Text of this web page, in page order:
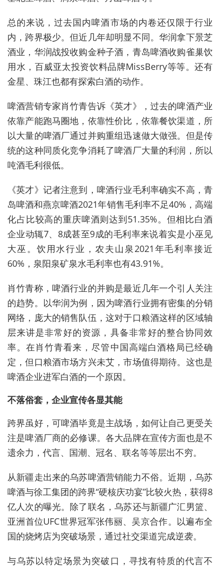
总的来说，过去国内啤酒市场的内卷还仅限于行业
内，跨界极少。但近几年却明显不同。华润拿下景芝
酒业，华润战投收购金种子酒，青岛啤酒收购雀巢饮
用水，百威亚太投资饮料品牌MissBerry等等。还有
金星、珠江也都有探索白酒的动作。
啤酒营销专家肖竹青告诉《英才》，过去的啤酒产业
依靠产能跑马圈地，依靠性价比，依靠餐饮渠道，所
以大量的啤酒厂通过并购重组迅速做大做强。但是传
统的这种同质化竞争消耗了啤酒厂大量的利润，所以
吨酒毛利很低。
《英才》记者注意到，啤酒行业毛利率确实不高，青
岛啤酒和燕京啤酒2021年销售毛利率不足40%，高端
化占比较高的重庆啤酒则达到51.35%。但相比白酒
企业动辄7、8成甚至9成的毛利率来说着实是小巫见
大巫。饮用水行业，农夫山泉2021年毛利率接近
60%，泉阳泉矿泉水毛利率也有43.91%。
肖竹青称，啤酒行业的并购是最近几年一个引人关注
的趋势。以华润为例，因为啤酒行业拥有密集的分销
网络，庞大的销售队伍，这对于口粮酒这样的区域轴
层来讲是非常好的资源，具备非常好的整合协同效
率。在肖竹青看来，尽管中国高端白酒格局已经确
定，但口粮酒市场方兴未艾，市场值得期待。这也是
啤酒企业进军白酒的一个原因。
不落俗套，企业宣传各显其能
跨界虽好，可啤酒毕竟是主战场，如何让自己更受关
注是啤酒厂商的必修课。各大品牌在宣传方面也是不
遗余力，代言、国潮、冠名、联名等等层出不穷。
从新疆走出来的乌苏啤酒营销能力不俗。近期，乌苏
啤酒与徐工集团的跨界“硬核庆功宴”比较火热，获得8
亿人次的曝光。除了联名，乌苏还与新疆广汇男篮、
亚洲首位UFC世界冠军张伟丽、吴京合作。以遍布全
国的烧烤店为突破场景，通过社交渠道完成逆袭。
与乌苏以特定场景为突破口，寻找有特质的代言不